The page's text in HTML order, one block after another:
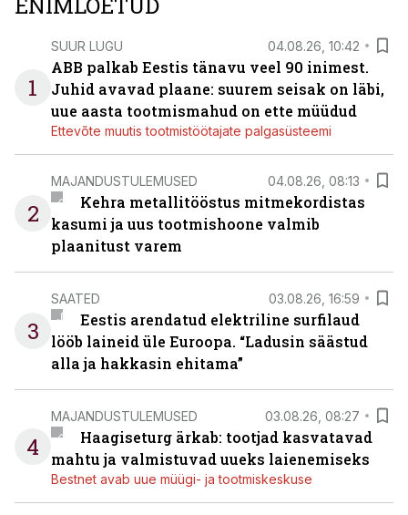
1
SUUR LUGU 04.08.26, 10:42
ABB palkab Eestis tänavu veel 90 inimest.
Juhid avavad plaane: suurem seisak on läbi,
uue aasta tootmismahud on ette müüdud
Ettevõte muutis tootmistöötajate palgasüsteemi
2
MAJANDUSTULEMUSED 04.08.26, 08:13
Kehra metallitööstus mitmekordistas
kasumi ja uus tootmishoone valmib
plaanitust varem
3
SAATED 03.08.26, 16:59
Eestis arendatud elektriline surfilaud
lööb laineid üle Euroopa. “Ladusin säästud
alla ja hakkasin ehitama”
4
MAJANDUSTULEMUSED 03.08.26, 08:27
Haagiseturg ärkab: tootjad kasvatavad
mahtu ja valmistuvad uueks laienemiseks
Bestnet avab uue müügi- ja tootmiskeskuse